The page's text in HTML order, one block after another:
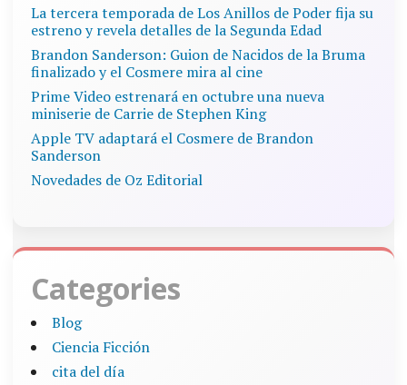
La tercera temporada de Los Anillos de Poder fija su
estreno y revela detalles de la Segunda Edad
Brandon Sanderson: Guion de Nacidos de la Bruma
finalizado y el Cosmere mira al cine
Prime Video estrenará en octubre una nueva
miniserie de Carrie de Stephen King
Apple TV adaptará el Cosmere de Brandon
Sanderson
Novedades de Oz Editorial
Categories
Blog
Ciencia Ficción
cita del día